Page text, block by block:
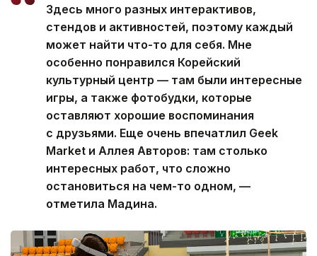
Здесь много разных интерактивов,
стендов и активностей, поэтому каждый
может найти что-то для себя. Мне
особенно понравился Корейский
культурный центр — там были интересные
игры, а также фотобудки, которые
оставляют хорошие воспоминания
с друзьями. Еще очень впечатлил Geek
Market и Аллея Авторов: там столько
интересных работ, что сложно
остановиться на чем-то одном, —
отметила Мадина.